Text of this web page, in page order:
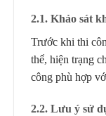
2.1. Khảo sát
Trước khi thi
thể, hiện trạng
công phù hợp
2.2. Lưu ý sử